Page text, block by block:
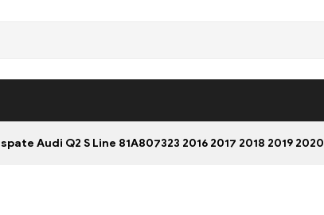
Audi Q2 S Line 81A807323 2016 2017 2018 2019 2020